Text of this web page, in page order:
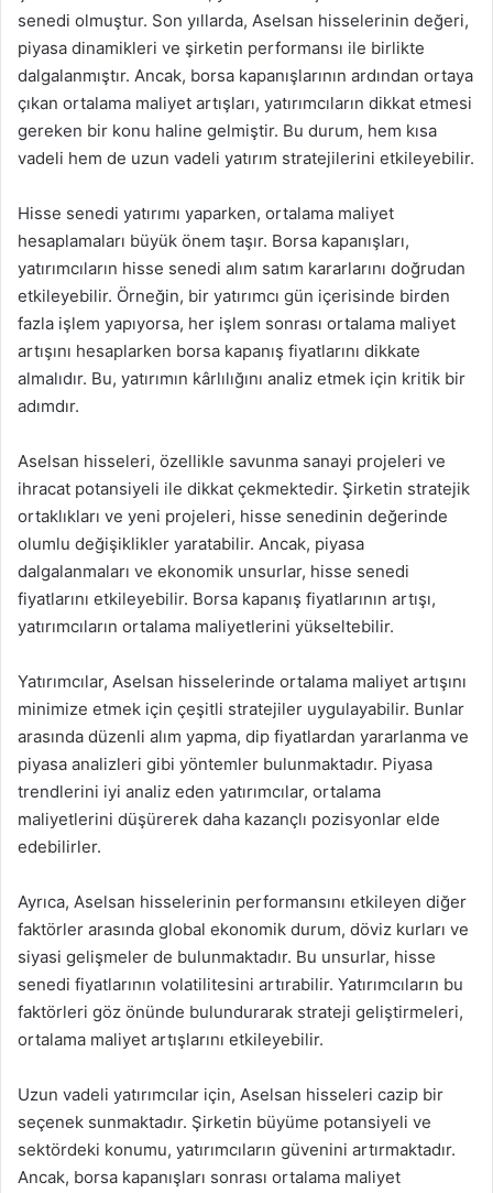
senedi olmuştur. Son yıllarda, Aselsan hisselerinin değeri,
piyasa dinamikleri ve şirketin performansı ile birlikte
dalgalanmıştır. Ancak, borsa kapanışlarının ardından ortaya
çıkan ortalama maliyet artışları, yatırımcıların dikkat etmesi
gereken bir konu haline gelmiştir. Bu durum, hem kısa
vadeli hem de uzun vadeli yatırım stratejilerini etkileyebilir.
Hisse senedi yatırımı yaparken, ortalama maliyet
hesaplamaları büyük önem taşır. Borsa kapanışları,
yatırımcıların hisse senedi alım satım kararlarını doğrudan
etkileyebilir. Örneğin, bir yatırımcı gün içerisinde birden
fazla işlem yapıyorsa, her işlem sonrası ortalama maliyet
artışını hesaplarken borsa kapanış fiyatlarını dikkate
almalıdır. Bu, yatırımın kârlılığını analiz etmek için kritik bir
adımdır.
Aselsan hisseleri, özellikle savunma sanayi projeleri ve
ihracat potansiyeli ile dikkat çekmektedir. Şirketin stratejik
ortaklıkları ve yeni projeleri, hisse senedinin değerinde
olumlu değişiklikler yaratabilir. Ancak, piyasa
dalgalanmaları ve ekonomik unsurlar, hisse senedi
fiyatlarını etkileyebilir. Borsa kapanış fiyatlarının artışı,
yatırımcıların ortalama maliyetlerini yükseltebilir.
Yatırımcılar, Aselsan hisselerinde ortalama maliyet artışını
minimize etmek için çeşitli stratejiler uygulayabilir. Bunlar
arasında düzenli alım yapma, dip fiyatlardan yararlanma ve
piyasa analizleri gibi yöntemler bulunmaktadır. Piyasa
trendlerini iyi analiz eden yatırımcılar, ortalama
maliyetlerini düşürerek daha kazançlı pozisyonlar elde
edebilirler.
Ayrıca, Aselsan hisselerinin performansını etkileyen diğer
faktörler arasında global ekonomik durum, döviz kurları ve
siyasi gelişmeler de bulunmaktadır. Bu unsurlar, hisse
senedi fiyatlarının volatilitesini artırabilir. Yatırımcıların bu
faktörleri göz önünde bulundurarak strateji geliştirmeleri,
ortalama maliyet artışlarını etkileyebilir.
Uzun vadeli yatırımcılar için, Aselsan hisseleri cazip bir
seçenek sunmaktadır. Şirketin büyüme potansiyeli ve
sektördeki konumu, yatırımcıların güvenini artırmaktadır.
Ancak, borsa kapanışları sonrası ortalama maliyet